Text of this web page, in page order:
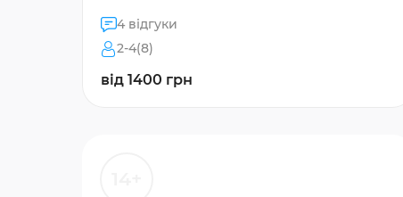
4 відгуки
2-4(8)
від 1400 грн